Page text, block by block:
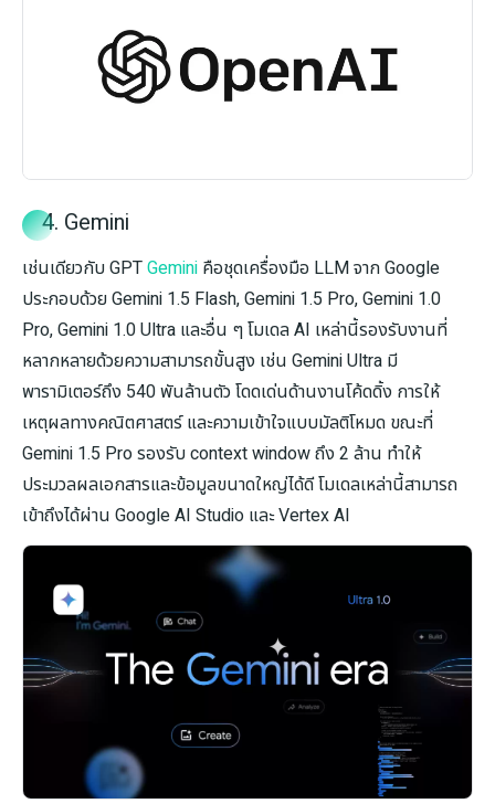
4. Gemini
เช่นเดียวกับ GPTGemini คือชุดเครื่องมือ LLM จาก Google
ประกอบด้วย Gemini 1.5 Flash, Gemini 1.5 Pro, Gemini 1.0
Pro, Gemini 1.0 Ultra และอื่น ๆ โมเดล AI เหล่านี้รองรับงานที่
หลากหลายด้วยความสามารถขั้นสูง เช่น Gemini Ultra มี
พารามิเตอร์ถึง 540 พันล้านตัว โดดเด่นด้านงานโค้ดดิ้ง การให้
เหตุผลทางคณิตศาสตร์ และความเข้าใจแบบมัลติโหมด ขณะที่
Gemini 1.5 Pro รองรับ context window ถึง 2 ล้าน ทำให้
ประมวลผลเอกสารและข้อมูลขนาดใหญ่ได้ดี โมเดลเหล่านี้สามารถ
เข้าถึงได้ผ่าน Google AI Studio และ Vertex AI